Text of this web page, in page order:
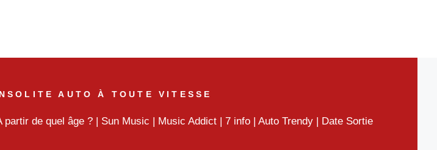
AUTO À TOUTE VITESSE
partir de quel âge ? Sun Music Music Addict 7 info Auto Trendy Date Sortie